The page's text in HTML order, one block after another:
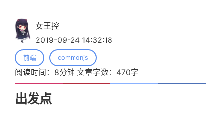
女王控
2019-09-24 14:32:18
前端 commonjs
阅读时间： 8分钟 文章字数： 470字
出发点